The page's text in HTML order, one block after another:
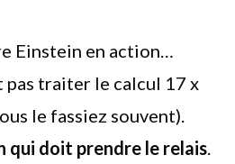
Einstein en action…
pas traiter le calcul 17 x
le fassiez souvent).
qui doit prendre le relais